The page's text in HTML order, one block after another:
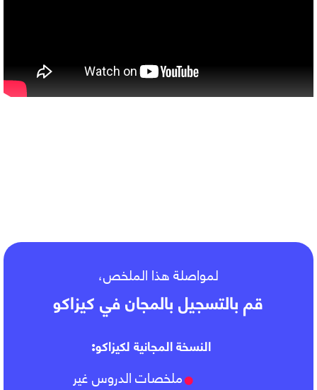
لمواصلة هذا الملخص،
قم بالتسجيل بالمجان في كيزاكو
النسخة المجانية لكيزاكو:
ملخصات الدروس غير